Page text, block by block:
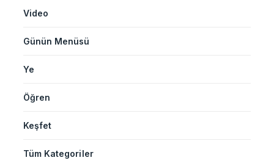
Video
Günün Menüsü
Ye
Öğren
Keşfet
Tüm Kategoriler